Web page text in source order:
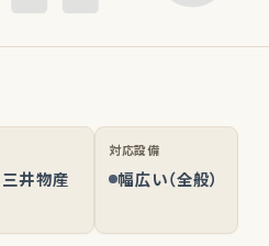
三井物産
対応設備
幅広い（全般）